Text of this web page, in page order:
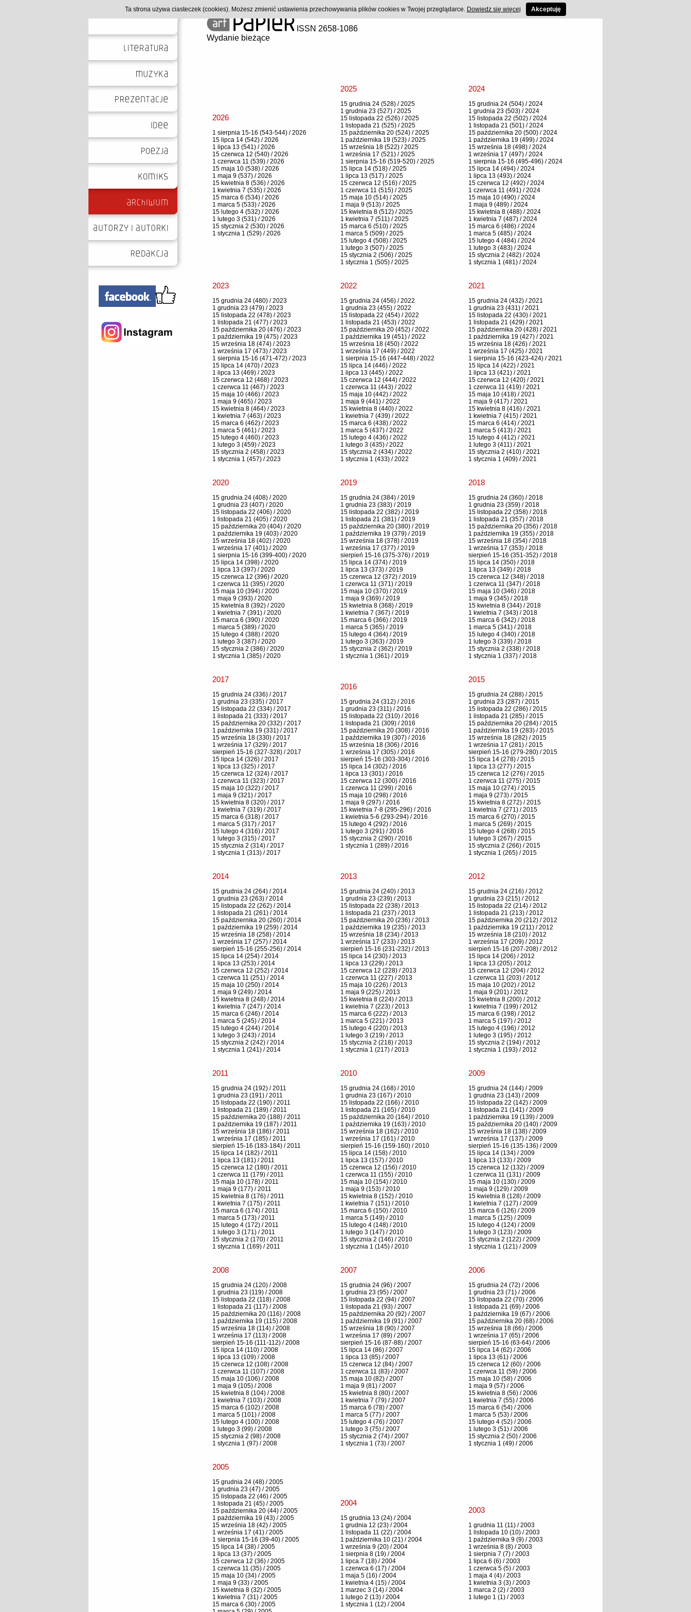
ISSN 2658-1086
Wydanie bieżące
2026
1 sierpnia 15-16 (543-544) / 2026
15 lipca 14 (542) / 2026
1 lipca 13 (541) / 2026
15 czerwca 12 (540) / 2026
1 czerwca 11 (539) / 2026
15 maja 10 (538) / 2026
1 maja 9 (537) / 2026
15 kwietnia 8 (536) / 2026
1 kwietnia 7 (535) / 2026
15 marca 6 (534) / 2026
1 marca 5 (533) / 2026
15 lutego 4 (532) / 2026
1 lutego 3 (531) / 2026
15 stycznia 2 (530) / 2026
1 stycznia 1 (529) / 2026
2025
15 grudnia 24 (528) / 2025
1 grudnia 23 (527) / 2025
15 listopada 22 (526) / 2025
1 listopada 21 (525) / 2025
15 października 20 (524) / 2025
1 października 19 (523) / 2025
15 września 18 (522) / 2025
1 września 17 (521) / 2025
1 sierpnia 15-16 (519-520) / 2025
15 lipca 14 (518) / 2025
1 lipca 13 (517) / 2025
15 czerwca 12 (516) / 2025
1 czerwca 11 (515) / 2025
15 maja 10 (514) / 2025
1 maja 9 (513) / 2025
15 kwietnia 8 (512) / 2025
1 kwietnia 7 (511) / 2025
15 marca 6 (510) / 2025
1 marca 5 (509) / 2025
15 lutego 4 (508) / 2025
1 lutego 3 (507) / 2025
15 stycznia 2 (506) / 2025
1 stycznia 1 (505) / 2025
2024
15 grudnia 24 (504) / 2024
1 grudnia 23 (503) / 2024
15 listopada 22 (502) / 2024
1 listopada 21 (501) / 2024
15 października 20 (500) / 2024
1 października 19 (499) / 2024
15 września 18 (498) / 2024
1 września 17 (497) / 2024
1 sierpnia 15-16 (495-496) / 2024
15 lipca 14 (494) / 2024
1 lipca 13 (493) / 2024
15 czerwca 12 (492) / 2024
1 czerwca 11 (491) / 2024
15 maja 10 (490) / 2024
1 maja 9 (489) / 2024
15 kwietnia 8 (488) / 2024
1 kwietnia 7 (487) / 2024
15 marca 6 (486) / 2024
1 marca 5 (485) / 2024
15 lutego 4 (484) / 2024
1 lutego 3 (483) / 2024
15 stycznia 2 (482) / 2024
1 stycznia 1 (481) / 2024
2023
15 grudnia 24 (480) / 2023
1 grudnia 23 (479) / 2023
15 listopada 22 (478) / 2023
1 listopada 21 (477) / 2023
15 października 20 (476) / 2023
1 października 19 (475) / 2023
15 września 18 (474) / 2023
1 września 17 (473) / 2023
1 sierpnia 15-16 (471-472) / 2023
15 lipca 14 (470) / 2023
1 lipca 13 (469) / 2023
15 czerwca 12 (468) / 2023
1 czerwca 11 (467) / 2023
15 maja 10 (466) / 2023
1 maja 9 (465) / 2023
15 kwietnia 8 (464) / 2023
1 kwietnia 7 (463) / 2023
15 marca 6 (462) / 2023
1 marca 5 (461) / 2023
15 lutego 4 (460) / 2023
1 lutego 3 (459) / 2023
15 stycznia 2 (458) / 2023
1 stycznia 1 (457) / 2023
2022
15 grudnia 24 (456) / 2022
1 grudnia 23 (455) / 2022
15 listopada 22 (454) / 2022
1 listopada 21 (453) / 2022
15 października 20 (452) / 2022
1 października 19 (451) / 2022
15 września 18 (450) / 2022
1 września 17 (449) / 2022
1 sierpnia 15-16 (447-448) / 2022
15 lipca 14 (446) / 2022
1 lipca 13 (445) / 2022
15 czerwca 12 (444) / 2022
1 czerwca 11 (443) / 2022
15 maja 10 (442) / 2022
1 maja 9 (441) / 2022
15 kwietnia 8 (440) / 2022
1 kwietnia 7 (439) / 2022
15 marca 6 (438) / 2022
1 marca 5 (437) / 2022
15 lutego 4 (436) / 2022
1 lutego 3 (435) / 2022
15 stycznia 2 (434) / 2022
1 stycznia 1 (433) / 2022
2021
15 grudnia 24 (432) / 2021
1 grudnia 23 (431) / 2021
15 listopada 22 (430) / 2021
1 listopada 21 (429) / 2021
15 października 20 (428) / 2021
1 października 19 (427) / 2021
15 września 18 (426) / 2021
1 września 17 (425) / 2021
1 sierpnia 15-16 (423-424) / 2021
15 lipca 14 (422) / 2021
1 lipca 13 (421) / 2021
15 czerwca 12 (420) / 2021
1 czerwca 11 (419) / 2021
15 maja 10 (418) / 2021
1 maja 9 (417) / 2021
15 kwietnia 8 (416) / 2021
1 kwietnia 7 (415) / 2021
15 marca 6 (414) / 2021
1 marca 5 (413) / 2021
15 lutego 4 (412) / 2021
1 lutego 3 (411) / 2021
15 stycznia 2 (410) / 2021
1 stycznia 1 (409) / 2021
2020
15 grudnia 24 (408) / 2020
1 grudnia 23 (407) / 2020
15 listopada 22 (406) / 2020
1 listopada 21 (405) / 2020
15 października 20 (404) / 2020
1 października 19 (403) / 2020
15 września 18 (402) / 2020
1 września 17 (401) / 2020
1 sierpnia 15-16 (399-400) / 2020
15 lipca 14 (398) / 2020
1 lipca 13 (397) / 2020
15 czerwca 12 (396) / 2020
1 czerwca 11 (395) / 2020
15 maja 10 (394) / 2020
1 maja 9 (393) / 2020
15 kwietnia 8 (392) / 2020
1 kwietnia 7 (391) / 2020
15 marca 6 (390) / 2020
1 marca 5 (389) / 2020
15 lutego 4 (388) / 2020
1 lutego 3 (387) / 2020
15 stycznia 2 (386) / 2020
1 stycznia 1 (385) / 2020
2019
15 grudnia 24 (384) / 2019
1 grudnia 23 (383) / 2019
15 listopada 22 (382) / 2019
1 listopada 21 (381) / 2019
15 października 20 (380) / 2019
1 października 19 (379) / 2019
15 września 18 (378) / 2019
1 września 17 (377) / 2019
sierpień 15-16 (375-376) / 2019
15 lipca 14 (374) / 2019
1 lipca 13 (373) / 2019
15 czerwca 12 (372) / 2019
1 czerwca 11 (371) / 2019
15 maja 10 (370) / 2019
1 maja 9 (369) / 2019
15 kwietnia 8 (368) / 2019
1 kwietnia 7 (367) / 2019
15 marca 6 (366) / 2019
1 marca 5 (365) / 2019
15 lutego 4 (364) / 2019
1 lutego 3 (363) / 2019
15 stycznia 2 (362) / 2019
1 stycznia 1 (361) / 2019
2018
15 grudnia 24 (360) / 2018
1 grudnia 23 (359) / 2018
15 listopada 22 (358) / 2018
1 listopada 21 (357) / 2018
15 października 20 (356) / 2018
1 października 19 (355) / 2018
15 września 18 (354) / 2018
1 września 17 (353) / 2018
sierpień 15-16 (351-352) / 2018
15 lipca 14 (350) / 2018
1 lipca 13 (349) / 2018
15 czerwca 12 (348) / 2018
1 czerwca 11 (347) / 2018
15 maja 10 (346) / 2018
1 maja 9 (345) / 2018
15 kwietnia 8 (344) / 2018
1 kwietnia 7 (343) / 2018
15 marca 6 (342) / 2018
1 marca 5 (341) / 2018
15 lutego 4 (340) / 2018
1 lutego 3 (339) / 2018
15 stycznia 2 (338) / 2018
1 stycznia 1 (337) / 2018
2017
15 grudnia 24 (336) / 2017
1 grudnia 23 (335) / 2017
15 listopada 22 (334) / 2017
1 listopada 21 (333) / 2017
15 października 20 (332) / 2017
1 października 19 (331) / 2017
15 września 18 (330) / 2017
1 września 17 (329) / 2017
sierpień 15-16 (327-328) / 2017
15 lipca 14 (326) / 2017
1 lipca 13 (325) / 2017
15 czerwca 12 (324) / 2017
1 czerwca 11 (323) / 2017
15 maja 10 (322) / 2017
1 maja 9 (321) / 2017
15 kwietnia 8 (320) / 2017
1 kwietnia 7 (319) / 2017
15 marca 6 (318) / 2017
1 marca 5 (317) / 2017
15 lutego 4 (316) / 2017
1 lutego 3 (315) / 2017
15 stycznia 2 (314) / 2017
1 stycznia 1 (313) / 2017
2016
15 grudnia 24 (312) / 2016
1 grudnia 23 (311) / 2016
15 listopada 22 (310) / 2016
1 listopada 21 (309) / 2016
15 października 20 (308) / 2016
1 października 19 (307) / 2016
15 września 18 (306) / 2016
1 września 17 (305) / 2016
sierpień 15-16 (303-304) / 2016
15 lipca 14 (302) / 2016
1 lipca 13 (301) / 2016
15 czerwca 12 (300) / 2016
1 czerwca 11 (299) / 2016
15 maja 10 (298) / 2016
1 maja 9 (297) / 2016
15 kwietnia 7-8 (295-296) / 2016
1 kwietnia 5-6 (293-294) / 2016
15 lutego 4 (292) / 2016
1 lutego 3 (291) / 2016
15 stycznia 2 (290) / 2016
1 stycznia 1 (289) / 2016
2015
15 grudnia 24 (288) / 2015
1 grudnia 23 (287) / 2015
15 listopada 22 (286) / 2015
1 listopada 21 (285) / 2015
15 października 20 (284) / 2015
1 października 19 (283) / 2015
15 września 18 (282) / 2015
1 września 17 (281) / 2015
sierpień 15-16 (279-280) / 2015
15 lipca 14 (278) / 2015
1 lipca 13 (277) / 2015
15 czerwca 12 (276) / 2015
1 czerwca 11 (275) / 2015
15 maja 10 (274) / 2015
1 maja 9 (273) / 2015
15 kwietnia 8 (272) / 2015
1 kwietnia 7 (271) / 2015
15 marca 6 (270) / 2015
1 marca 5 (269) / 2015
15 lutego 4 (268) / 2015
1 lutego 3 (267) / 2015
15 stycznia 2 (266) / 2015
1 stycznia 1 (265) / 2015
2014
15 grudnia 24 (264) / 2014
1 grudnia 23 (263) / 2014
15 listopada 22 (262) / 2014
1 listopada 21 (261) / 2014
15 października 20 (260) / 2014
1 października 19 (259) / 2014
15 września 18 (258) / 2014
1 września 17 (257) / 2014
sierpień 15-16 (255-256) / 2014
15 lipca 14 (254) / 2014
1 lipca 13 (253) / 2014
15 czerwca 12 (252) / 2014
1 czerwca 11 (251) / 2014
15 maja 10 (250) / 2014
1 maja 9 (249) / 2014
15 kwietnia 8 (248) / 2014
1 kwietnia 7 (247) / 2014
15 marca 6 (246) / 2014
1 marca 5 (245) / 2014
15 lutego 4 (244) / 2014
1 lutego 3 (243) / 2014
15 stycznia 2 (242) / 2014
1 stycznia 1 (241) / 2014
2013
15 grudnia 24 (240) / 2013
1 grudnia 23 (239) / 2013
15 listopada 22 (238) / 2013
1 listopada 21 (237) / 2013
15 października 20 (236) / 2013
1 października 19 (235) / 2013
15 września 18 (234) / 2013
1 września 17 (233) / 2013
sierpień 15-16 (231-232) / 2013
15 lipca 14 (230) / 2013
1 lipca 13 (229) / 2013
15 czerwca 12 (228) / 2013
1 czerwca 11 (227) / 2013
15 maja 10 (226) / 2013
1 maja 9 (225) / 2013
15 kwietnia 8 (224) / 2013
1 kwietnia 7 (223) / 2013
15 marca 6 (222) / 2013
1 marca 5 (221) / 2013
15 lutego 4 (220) / 2013
1 lutego 3 (219) / 2013
15 stycznia 2 (218) / 2013
1 stycznia 1 (217) / 2013
2012
15 grudnia 24 (216) / 2012
1 grudnia 23 (215) / 2012
15 listopada 22 (214) / 2012
1 listopada 21 (213) / 2012
15 października 20 (212) / 2012
1 października 19 (211) / 2012
15 września 18 (210) / 2012
1 września 17 (209) / 2012
sierpień 15-16 (207-208) / 2012
15 lipca 14 (206) / 2012
1 lipca 13 (205) / 2012
15 czerwca 12 (204) / 2012
1 czerwca 11 (203) / 2012
15 maja 10 (202) / 2012
1 maja 9 (201) / 2012
15 kwietnia 8 (200) / 2012
1 kwietnia 7 (199) / 2012
15 marca 6 (198) / 2012
1 marca 5 (197) / 2012
15 lutego 4 (196) / 2012
1 lutego 3 (195) / 2012
15 stycznia 2 (194) / 2012
1 stycznia 1 (193) / 2012
2011
15 grudnia 24 (192) / 2011
1 grudnia 23 (191) / 2011
15 listopada 22 (190) / 2011
1 listopada 21 (189) / 2011
15 października 20 (188) / 2011
1 października 19 (187) / 2011
15 września 18 (186) / 2011
1 września 17 (185) / 2011
sierpień 15-16 (183-184) / 2011
15 lipca 14 (182) / 2011
1 lipca 13 (181) / 2011
15 czerwca 12 (180) / 2011
1 czerwca 11 (179) / 2011
15 maja 10 (178) / 2011
1 maja 9 (177) / 2011
15 kwietnia 8 (176) / 2011
1 kwietnia 7 (175) / 2011
15 marca 6 (174) / 2011
1 marca 5 (173) / 2011
15 lutego 4 (172) / 2011
1 lutego 3 (171) / 2011
15 stycznia 2 (170) / 2011
1 stycznia 1 (169) / 2011
2010
15 grudnia 24 (168) / 2010
1 grudnia 23 (167) / 2010
15 listopada 22 (166) / 2010
1 listopada 21 (165) / 2010
15 października 20 (164) / 2010
1 października 19 (163) / 2010
15 września 18 (162) / 2010
1 września 17 (161) / 2010
sierpień 15-16 (159-160) / 2010
15 lipca 14 (158) / 2010
1 lipca 13 (157) / 2010
15 czerwca 12 (156) / 2010
1 czerwca 11 (155) / 2010
15 maja 10 (154) / 2010
1 maja 9 (153) / 2010
15 kwietnia 8 (152) / 2010
1 kwietnia 7 (151) / 2010
15 marca 6 (150) / 2010
1 marca 5 (149) / 2010
15 lutego 4 (148) / 2010
1 lutego 3 (147) / 2010
15 stycznia 2 (146) / 2010
1 stycznia 1 (145) / 2010
2009
15 grudnia 24 (144) / 2009
1 grudnia 23 (143) / 2009
15 listopada 22 (142) / 2009
1 listopada 21 (141) / 2009
1 października 19 (139) / 2009
15 października 20 (140) / 2009
15 września 18 (138) / 2009
1 września 17 (137) / 2009
sierpień 15-16 (135-136) / 2009
15 lipca 14 (134) / 2009
1 lipca 13 (133) / 2009
15 czerwca 12 (132) / 2009
1 czerwca 11 (131) / 2009
15 maja 10 (130) / 2009
1 maja 9 (129) / 2009
15 kwietnia 8 (128) / 2009
1 kwietnia 7 (127) / 2009
15 marca 6 (126) / 2009
1 marca 5 (125) / 2009
15 lutego 4 (124) / 2009
1 lutego 3 (123) / 2009
15 stycznia 2 (122) / 2009
1 stycznia 1 (121) / 2009
2008
15 grudnia 24 (120) / 2008
1 grudnia 23 (119) / 2008
15 listopada 22 (118) / 2008
1 listopada 21 (117) / 2008
15 października 20 (116) / 2008
1 października 19 (115) / 2008
15 września 18 (114) / 2008
1 września 17 (113) / 2008
sierpień 15-16 (111-112) / 2008
15 lipca 14 (110) / 2008
1 lipca 13 (109) / 2008
15 czerwca 12 (108) / 2008
1 czerwca 11 (107) / 2008
15 maja 10 (106) / 2008
1 maja 9 (105) / 2008
15 kwietnia 8 (104) / 2008
1 kwietnia 7 (103) / 2008
15 marca 6 (102) / 2008
1 marca 5 (101) / 2008
15 lutego 4 (100) / 2008
1 lutego 3 (99) / 2008
15 stycznia 2 (98) / 2008
1 stycznia 1 (97) / 2008
2007
15 grudnia 24 (96) / 2007
1 grudnia 23 (95) / 2007
15 listopada 22 (94) / 2007
1 listopada 21 (93) / 2007
15 października 20 (92) / 2007
1 października 19 (91) / 2007
15 września 18 (90) / 2007
1 września 17 (89) / 2007
sierpień 15-16 (87-88) / 2007
15 lipca 14 (86) / 2007
1 lipca 13 (85) / 2007
15 czerwca 12 (84) / 2007
1 czerwca 11 (83) / 2007
15 maja 10 (82) / 2007
1 maja 9 (81) / 2007
15 kwietnia 8 (80) / 2007
1 kwietnia 7 (79) / 2007
15 marca 6 (78) / 2007
1 marca 5 (77) / 2007
15 lutego 4 (76) / 2007
1 lutego 3 (75) / 2007
15 stycznia 2 (74) / 2007
1 stycznia 1 (73) / 2007
2006
15 grudnia 24 (72) / 2006
1 grudnia 23 (71) / 2006
15 listopada 22 (70) / 2006
1 listopada 21 (69) / 2006
1 października 19 (67) / 2006
15 października 20 (68) / 2006
15 września 18 (66) / 2006
1 września 17 (65) / 2006
sierpień 15-16 (63-64) / 2006
15 lipca 14 (62) / 2006
1 lipca 13 (61) / 2006
15 czerwca 12 (60) / 2006
1 czerwca 11 (59) / 2006
15 maja 10 (58) / 2006
1 maja 9 (57) / 2006
15 kwietnia 8 (56) / 2006
1 kwietnia 7 (55) / 2006
15 marca 6 (54) / 2006
1 marca 5 (53) / 2006
15 lutego 4 (52) / 2006
1 lutego 3 (51) / 2006
15 stycznia 2 (50) / 2006
1 stycznia 1 (49) / 2006
2005
15 grudnia 24 (48) / 2005
1 grudnia 23 (47) / 2005
15 listopada 22 (46) / 2005
1 listopada 21 (45) / 2005
15 października 20 (44) / 2005
1 października 19 (43) / 2005
15 września 18 (42) / 2005
1 września 17 (41) / 2005
1 sierpnia 15-16 (39-40) / 2005
15 lipca 14 (38) / 2005
1 lipca 13 (37) / 2005
15 czerwca 12 (36) / 2005
1 czerwca 11 (35) / 2005
15 maja 10 (34) / 2005
1 maja 9 (33) / 2005
15 kwietnia 8 (32) / 2005
1 kwietnia 7 (31) / 2005
15 marca 6 (30) / 2005
2004
15 grudnia 13 (24) / 2004
1 grudnia 12 (23) / 2004
1 listopada 11 (22) / 2004
1 października 10 (21) / 2004
1 września 9 (20) / 2004
1 sierpnia 8 (19) / 2004
1 lipca 7 (18) / 2004
1 czerwca 6 (17) / 2004
1 maja 5 (16) / 2004
1 kwietnia 4 (15) / 2004
1 marzec 3 (14) / 2004
1 lutego 2 (13) / 2004
1 stycznia 1 (12) / 2004
2003
1 grudnia 11 (11) / 2003
1 listopada 10 (10) / 2003
1 października 9 (9) / 2003
1 września 8 (8) / 2003
1 sierpnia 7 (7) / 2003
1 lipca 6 (6) / 2003
1 czerwca 5 (5) / 2003
1 maja 4 (4) / 2003
1 kwietnia 3 (3) / 2003
1 marca 2 (2) / 2003
1 lutego 1 (1) / 2003
Ta strona używa ciasteczek (cookies). Możesz zmienić ustawienia przechowywania plików cookies w Twojej przeglądarce. Dowiedz się więcej Akceptuję